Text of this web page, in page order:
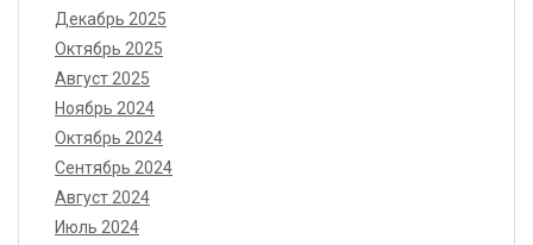
Декабрь 2025
Октябрь 2025
Август 2025
Ноябрь 2024
Октябрь 2024
Сентябрь 2024
Август 2024
Июль 2024